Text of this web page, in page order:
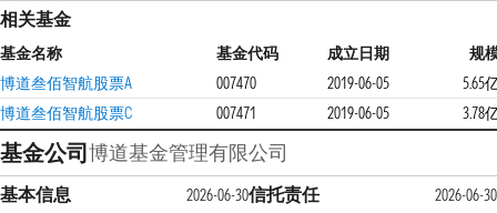
相关基金
基金名称 基金代码 成立日期
规
博道叁佰智航股票A
007470 2019-06-05
5.65
博道叁佰智航股票C
007471 2019-06-05 3.78
基金公司博道基金管理有限公司
基本信息 2026-06-30信托责任 2026-06-30